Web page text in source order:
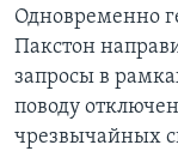
Одновременно
Пакстон
запросы в
поводу
чрезвычайных